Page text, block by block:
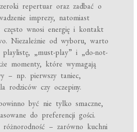
repertuar oraz zadbać o
imprezy, natomiast
często wnosi energię i kontakt
Niezależnie od wyboru, warto
playlistę, „must-play” i „do-not-
momenty, które wymagają
– np. pierwszy taniec,
rodziców czy oczepiny.
być nie tylko smaczne,
do preferencji gości.
– zarówno kuchni